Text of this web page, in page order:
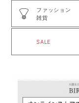
ファッション
雑貨
SALE